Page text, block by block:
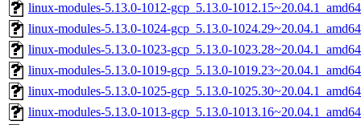
linux-modules-5.13.0-1012-gcp_5.13.0-
linux-modules-5.13.0-1024-gcp_5.13.0-
linux-modules-5.13.0-1023-gcp_5.13.0-
linux-modules-5.13.0-1019-gcp_5.13.0-
linux-modules-5.13.0-1025-gcp_5.13.0-
linux-modules-5.13.0-1013-gcp_5.13.0-